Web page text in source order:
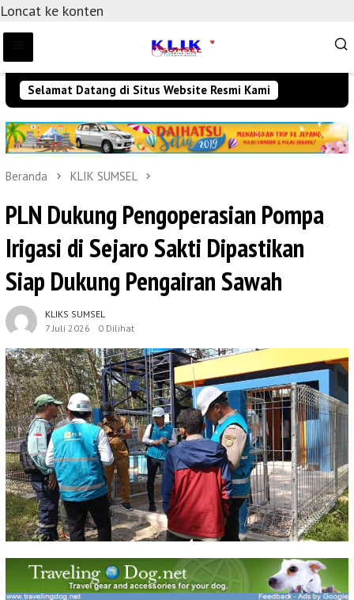
Loncat ke konten
Selamat Datang di Situs Website Resmi Kami
Beranda KLIK SUMSEL
PLN Dukung Pengoperasian Pompa
Irigasi di Sejaro Sakti Dipastikan
Siap Dukung Pengairan Sawah
KLIKS SUMSEL
7 Juli 2026
0 Dilihat